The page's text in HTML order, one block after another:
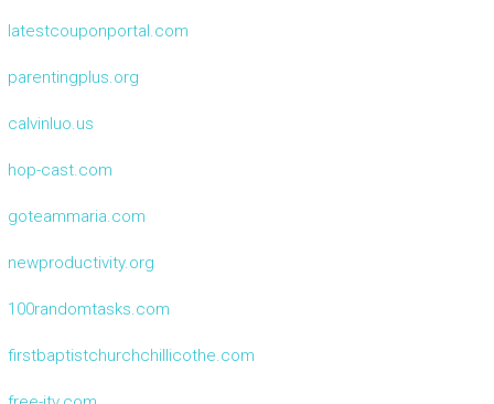
latestcouponportal.com
parentingplus.org
calvinluo.us
hop-cast.com
goteammaria.com
newproductivity.org
100randomtasks.com
firstbaptistchurchchillicothe.com